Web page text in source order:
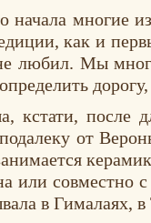
многие
как и
любил. Мы
кстати, после
от
или совместно
в Гималаях, в